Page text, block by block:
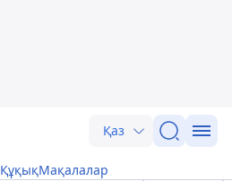
Қаз
ҚұқықМақалалар